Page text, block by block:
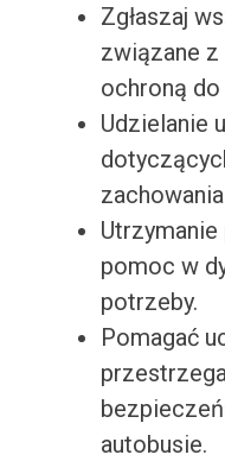
Zgłaszaj
związane
ochroną
Udzielanie
pomoc w
potrzeby.
Pomagać
autobusie.